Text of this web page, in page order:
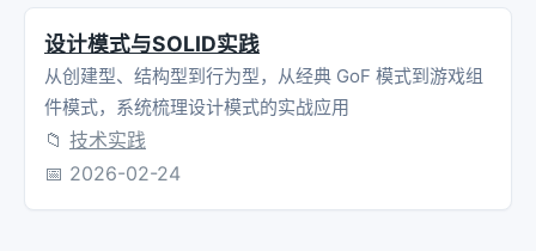
设计模式与SOLID实践
从创建型、结构型到行为型，从经典 GoF 模式到游戏组
件模式，系统梳理设计模式的实战应用
📁 技术实践
📅 2026-02-24